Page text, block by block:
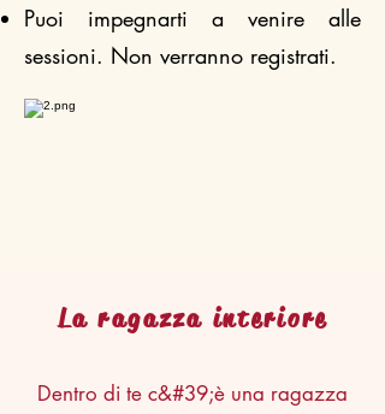
Puoi impegnarti a venire alle
sessioni. Non verranno registrati.
La ragazza interiore
Dentro di te c&#39;è una ragazza